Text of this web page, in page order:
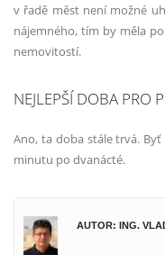
v řadě měst není možné
nájemného, tím by měla
nemovitostí.
NEJLEPŠÍ DOBA PRO
Ano, ta doba stále trvá.
minutu po dvanácté.
AUTOR: ING.